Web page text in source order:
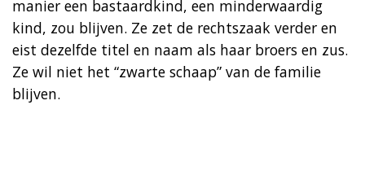
manier een bastaardkind, een minderwaardig
kind, zou blijven. Ze zet de rechtszaak verder en
eist dezelfde titel en naam als haar broers en zus.
Ze wil niet het “zwarte schaap” van de familie
blijven.